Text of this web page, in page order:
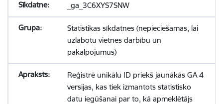
_ga_3C6XYS7SNW
Statistikas sīkdatnes (nepieciešamas, lai
uzlabotu vietnes darbību un
pakalpojumus)
Reģistrē unikālu ID priekš jaunākās GA 4
versijas, kas tiek izmantots statistisko
datu iegūšanai par to, kā apmeklētājs